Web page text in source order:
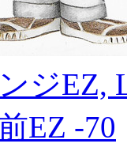
ジEZ,
EZ -70